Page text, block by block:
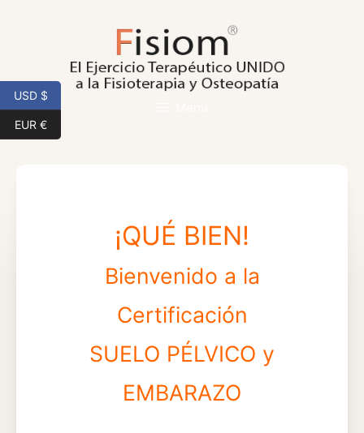
¡QUÉ BIEN!
Bienvenido a la
Certificación
SUELO PÉLVICO y
EMBARAZO
USD $
EUR €